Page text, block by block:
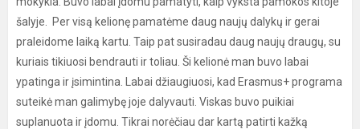
šalyje. Per visą kelionę pamatėme daug naujų dalykų ir gerai
praleidome laiką kartu. Taip pat susiradau daug naujų draugų, su
kuriais tikiuosi bendrauti ir toliau. Ši kelionė man buvo labai
ypatinga ir įsimintina. Labai džiaugiuosi, kad Erasmus+ programa
suteikė man galimybę joje dalyvauti. Viskas buvo puikiai
suplanuota ir įdomu. Tikrai norėčiau dar kartą patirti kažką